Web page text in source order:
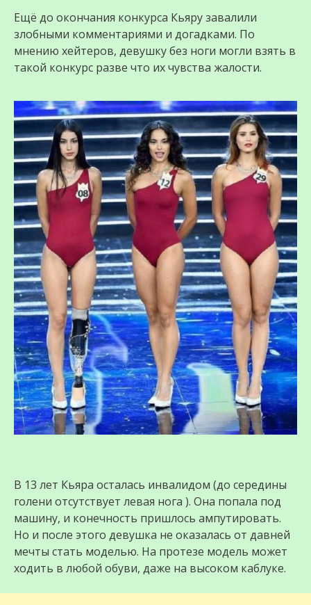
Ещё до окончания конкурса Кьяру завалили
злобными комментариями и догадками. По
мнению хейтеров, девушку без ноги могли взять в
такой конкурс разве что их чувства жалости.
В 13 лет Кьяра осталась инвалидом (до середины
голени отсутствует левая нога ). Она попала под
машину, и конечность пришлось ампутировать.
Но и после этого девушка не оказалась от давней
мечты стать моделью. На протезе модель может
ходить в любой обуви, даже на высоком каблуке.